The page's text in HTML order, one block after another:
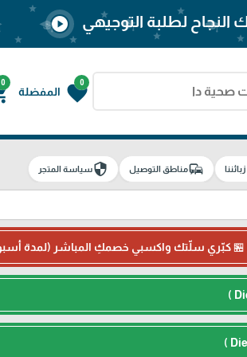
0
favorite المفضلة
0
النجاح لطلبة التوجيهي play_circle
commuteمناطق التوصيل securityسياسة المتجر
🏪 كبّري سلّتك واكسبي خصمكِ المباشر (لمدة